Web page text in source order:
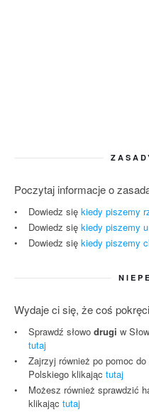
Poczytaj informacje o
Dowiedz się kiedy piszemy
Dowiedz się kiedy piszemy u
Dowiedz się kiedy piszemy
Wydaje ci się, że coś
Sprawdź słowo drugi w
tutaj
Zajrzyj również po pomoc
Polskiego klikając tutaj
Możesz również sprawdzić
klikając tutaj